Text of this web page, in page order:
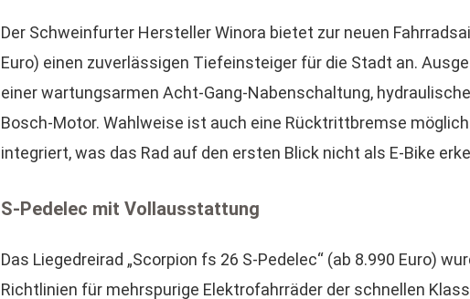
Der Schweinfurter Hersteller Winora bietet zur neuen
Euro) einen zuverlässigen Tiefeinsteiger für die Stadt an.
einer wartungsarmen Acht-Gang-Nabenschaltung,
Bosch-Motor. Wahlweise ist auch eine Rücktrittbremse
integriert, was das Rad auf den ersten Blick nicht als E-Bike
S-Pedelec mit Vollausstattung
Das Liegedreirad „Scorpion fs 26 S-Pedelec“ (ab 8.990 Euro)
Richtlinien für mehrspurige Elektrofahrräder der schnellen